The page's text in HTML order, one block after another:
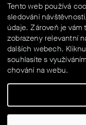
Tento web používá
sledování
údaje. Zároveň je vám
zobrazeny relevantní
dalších webech.
souhlasíte s
chování na webu.
RYCHLÉ
info@assos-shop.cz
+420 605 234 525
Powered by
Shoptet